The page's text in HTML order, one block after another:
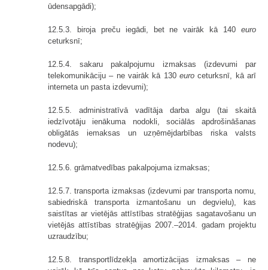
ūdensapgādi);
12.5.3. biroja preču iegādi, bet ne vairāk kā 140 euro
ceturksnī;
12.5.4. sakaru pakalpojumu izmaksas (izdevumi par
telekomunikāciju – ne vairāk kā 130 euro ceturksnī, kā arī
interneta un pasta izdevumi);
12.5.5. administratīvā vadītāja darba algu (tai skaitā
iedzīvotāju ienākuma nodokli, sociālās apdrošināšanas
obligātās iemaksas un uzņēmējdarbības riska valsts
nodevu);
12.5.6. grāmatvedības pakalpojuma izmaksas;
12.5.7. transporta izmaksas (izdevumi par transporta nomu,
sabiedriskā transporta izmantošanu un degvielu), kas
saistītas ar vietējās attīstības stratēģijas sagatavošanu un
vietējās attīstības stratēģijas 2007.–2014. gadam projektu
uzraudzību;
12.5.8. transportlīdzekļa amortizācijas izmaksas – ne